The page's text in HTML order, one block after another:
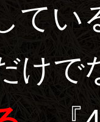
てい
けで